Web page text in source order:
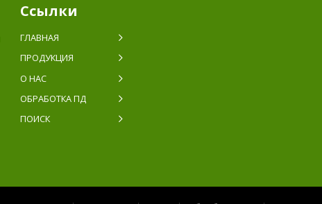
Ссылки
ГЛАВНАЯ
ПРОДУКЦИЯ
О НАС
ОБРАБОТКА ПД
ПОИСК